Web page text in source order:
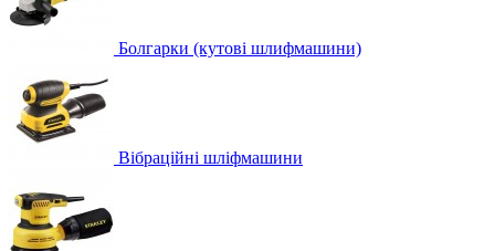
Болгарки (кутові шлифмашини)
Вібраційні шліфмашини